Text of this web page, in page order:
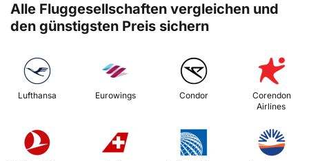
Alle Fluggesellschaften vergleichen und
den günstigsten Preis sichern
Lufthansa Eurowings Condor
Corendon
Airlines